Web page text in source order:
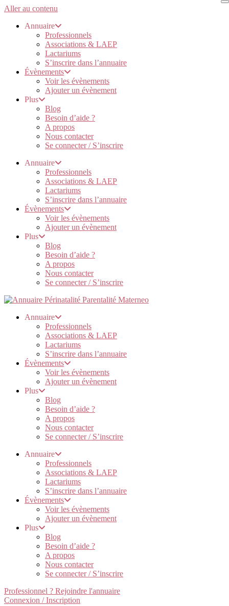
Aller au contenu
Annuaire
Professionnels
Associations & LAEP
Lactariums
S’inscrire dans l’annuaire
Évènements
Voir les évènements
Ajouter un évènement
Plus
Blog
Besoin d’aide ?
A propos
Nous contacter
Se connecter / S’inscrire
Annuaire
Professionnels
Associations & LAEP
Lactariums
S’inscrire dans l’annuaire
Évènements
Voir les évènements
Ajouter un évènement
Plus
Blog
Besoin d’aide ?
A propos
Nous contacter
Se connecter / S’inscrire
Annuaire
Professionnels
Associations & LAEP
Lactariums
S’inscrire dans l’annuaire
Évènements
Voir les évènements
Ajouter un évènement
Plus
Blog
Besoin d’aide ?
A propos
Nous contacter
Se connecter / S’inscrire
Annuaire
Professionnels
Associations & LAEP
Lactariums
S’inscrire dans l’annuaire
Évènements
Voir les évènements
Ajouter un évènement
Plus
Blog
Besoin d’aide ?
A propos
Nous contacter
Se connecter / S’inscrire
Professionnel ? Rejoindre l'annuaire
Connexion / Inscription